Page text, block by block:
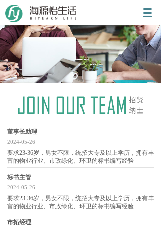
董事长助理
2024-05-26
要求23-36岁，男女不限，统招大专及以上学历，拥有丰
富的物业行业、市政绿化、环卫的标书编写经验
标书主管
2024-05-26
要求23-36岁，男女不限，统招大专及以上学历，拥有丰
富的物业行业、市政绿化、环卫的标书编写经验
市拓经理
JOIN OUR TEAM
招贤纳士